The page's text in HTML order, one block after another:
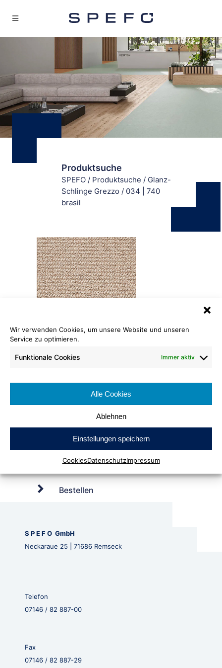
Wir verwenden Cookies, um unsere Website und unseren
Service zu optimieren.
Funktionale Cookies Immer aktiv
Alle Cookies
Ablehnen
Einstellungen speichern
CookiesDatenschutzImpressum
Produktsuche
SPEFO / Produktsuche / Glanz-
Schlinge Grezzo / 034 | 740
brasil
034 | 740 brasil
Warenbreite: ca. 400 cm
Brennverhalten: Cfl-s1
Bestellen
Glanz-Schlinge Grezzo
S P E F O GmbH
Neckaraue 25 | 71686 Remseck
Telefon
07146 / 82 887-00
Fax
07146 / 82 887-29